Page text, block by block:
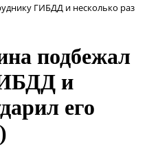
ГИБДД и несколько раз
подбежал
и
его